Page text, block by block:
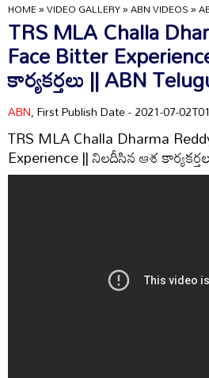
HOME»VIDEO GALLERY»ABN VIDEOS»
TRS MLA Challa
Face Bitter
కార్యకర్తలు || ABN
ABN, First Publish Date - 2021-07-
TRS MLA Challa Dharma
Experience || నిలదీసిన ఆశ